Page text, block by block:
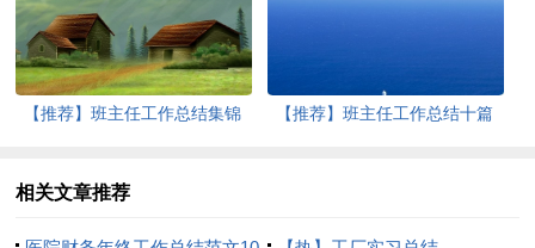
【推荐】班主任工作总结集锦
【推荐】班主任工作总结十篇
相关文章推荐